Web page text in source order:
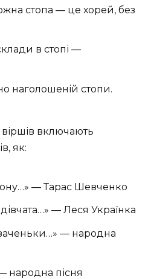
стопа — це хорей, без
в стопі —
наголошеній стопи.
включають
як:
— Тарас Шевченко
— Леся Українка
— народна
народна пісня